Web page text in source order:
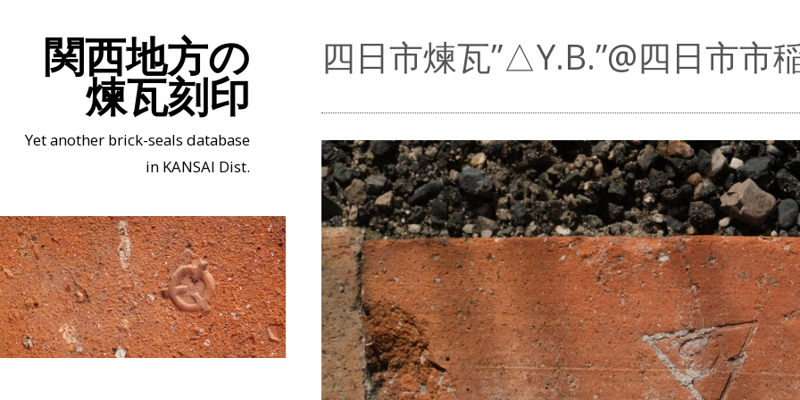
関西地方の
煉瓦刻印
Yet another brick-seals database
in KANSAI Dist.
四日市煉瓦”△Y.B.”@四日市市